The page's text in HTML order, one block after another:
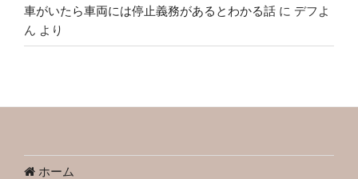
車がいたら車両には停止義務があるとわかる話 に デフよ
ん より
ホーム